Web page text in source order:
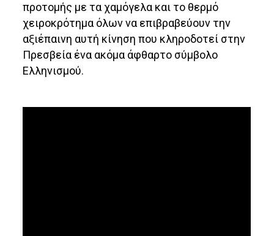
προτομής με τα χαμόγελα και το θερμό
χειροκρότημα όλων να επιβραβεύουν την
αξιέπαινη αυτή κίνηση που κληροδοτεί στην
Πρεσβεία ένα ακόμα άφθαρτο σύμβολο
Ελληνισμού.